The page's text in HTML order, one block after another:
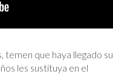
temen que haya llegado su
les sustituya en el